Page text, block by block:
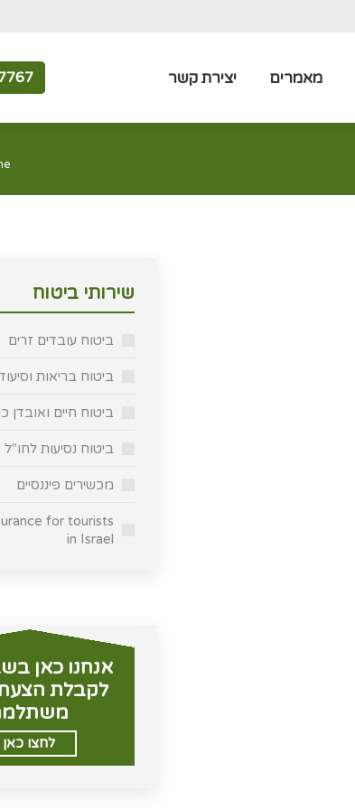
מאמרים יצירת קשר
שירותי ביטוח
ביטוח עובדים זרים
ביטוח בריאות
ביטוח חיים ואובדן
ביטוח נסיעות לחו"ל
מכשירים פיננסיים
for tourists
in Israel
אנחנו כאן
לקבלת
לחצו כאן